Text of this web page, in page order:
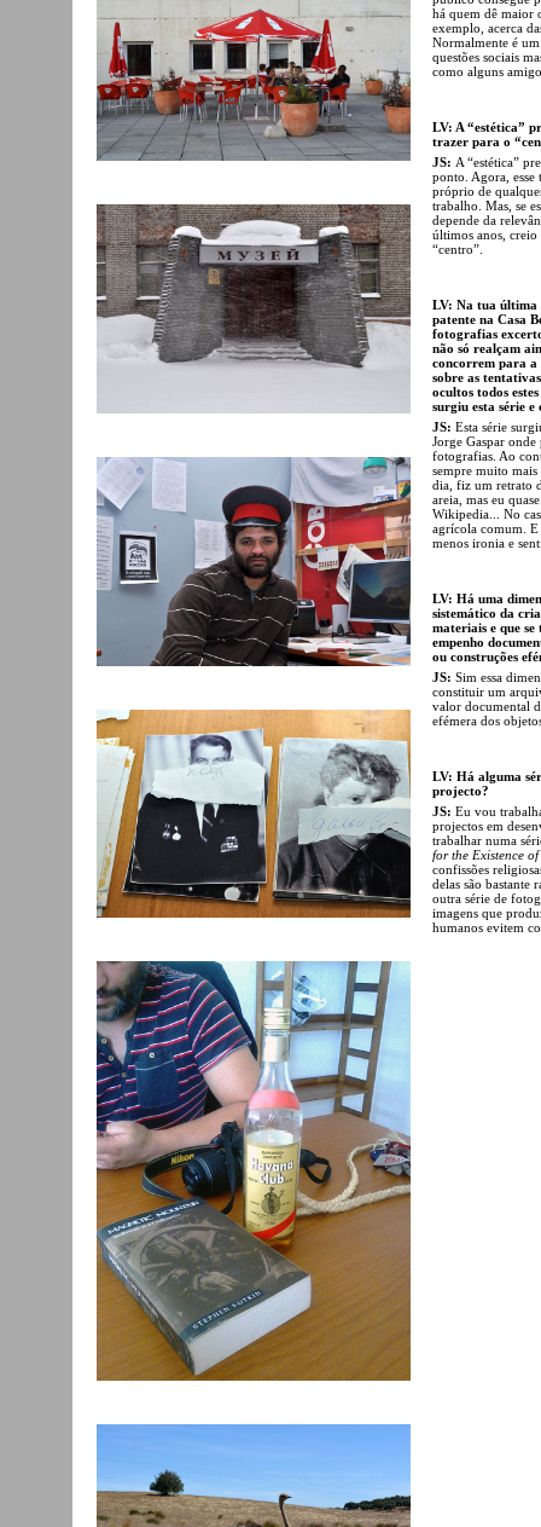
há quem dê maior
exemplo, acerca
Normalmente é
questões sociais
como alguns
LV: A “estética”
trazer para o
JS: A “estética”
ponto. Agora,
próprio de
trabalho. Mas, se
depende da
últimos anos, creio
“centro”.
LV: Na tua
patente na Casa
fotografias
não só realçam
concorrem para a
sobre as
ocultos todos
surgiu esta série e
JS: Esta série
Jorge Gaspar
fotografias. Ao
sempre muito
dia, fiz um retrato
areia, mas eu
Wikipedia... No
agrícola comum.
menos ironia e
LV: Há uma
sistemático da
materiais e que se
empenho
ou construções
JS: Sim essa
constituir um
valor documental
efémera dos
LV: Há alguma
projecto?
JS: Eu vou
projectos em
trabalhar numa
for the Existence
confissões
delas são bastante
outra série de
imagens que
humanos evitem